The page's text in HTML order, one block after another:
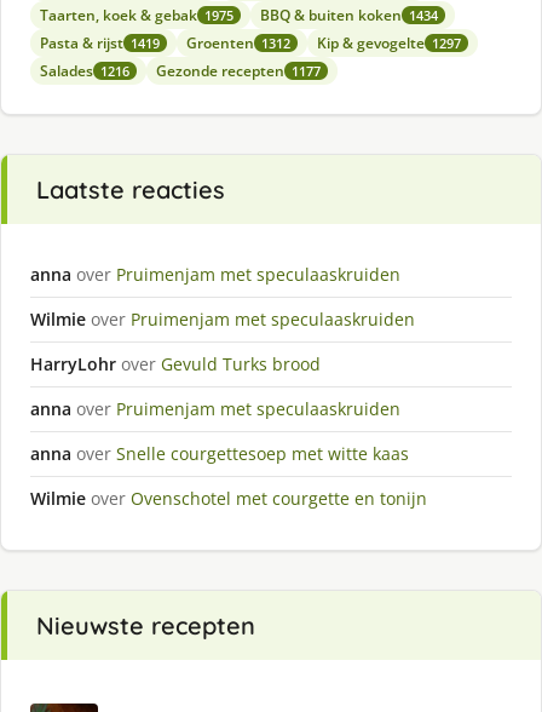
Taarten, koek & gebak 1975 BBQ & buiten koken 1434
Pasta & rijst 1419 Groenten 1312 Kip & gevogelte 1297
Salades 1216 Gezonde recepten 1177
Laatste reacties
anna over Pruimenjam met speculaaskruiden
Wilmie over Pruimenjam met speculaaskruiden
HarryLohr over Gevuld Turks brood
anna over Pruimenjam met speculaaskruiden
anna over Snelle courgettesoep met witte kaas
Wilmie over Ovenschotel met courgette en tonijn
Nieuwste recepten